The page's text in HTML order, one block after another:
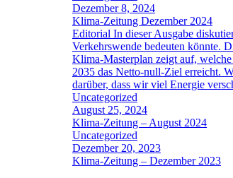
Dezember 8, 2024
Klima-Zeitung Dezember 2024
Editorial In dieser Ausgabe
Verkehrswende bedeuten könnte.
Klima-Masterplan zeigt auf,
2035 das Netto-null-Ziel erreicht.
darüber, dass wir viel Energie
Uncategorized
August 25, 2024
Klima-Zeitung – August 2024
Uncategorized
Dezember 20, 2023
Klima-Zeitung – Dezember 2023